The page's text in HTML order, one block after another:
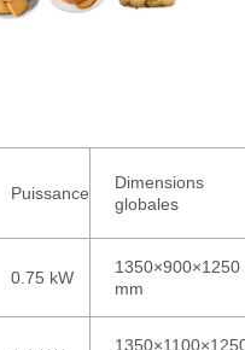
Puissance
Dimensions
globales
0.75 kW
1350×900×1250
mm